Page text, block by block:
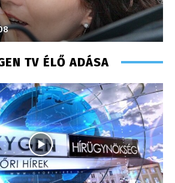
TV ÉLŐ ADÁSA